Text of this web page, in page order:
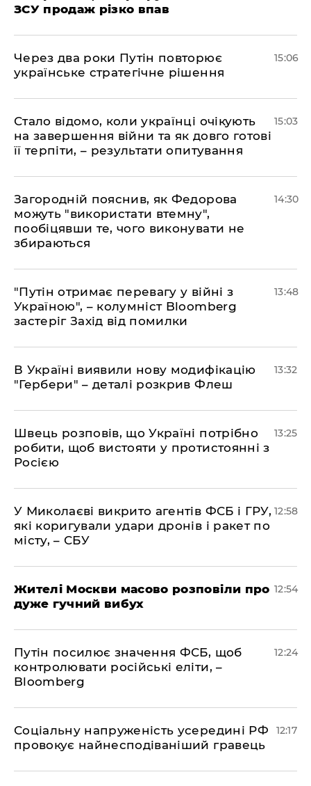
ЗСУ продаж різко впав
Через два роки Путін повторює
українське стратегічне рішення
15:06
Стало відомо, коли українці очікують
на завершення війни та як довго готові
її терпіти, – результати опитування
15:03
Загородній пояснив, як Федорова
можуть "використати втемну",
пообіцявши те, чого виконувати не
збираються
14:30
"Путін отримає перевагу у війні з
Україною", – колумніст Bloomberg
застеріг Захід від помилки
13:48
В Україні виявили нову модифікацію
"Гербери" – деталі розкрив Флеш
13:32
Швець розповів, що Україні потрібно
робити, щоб вистояти у протистоянні з
Росією
13:25
У Миколаєві викрито агентів ФСБ і ГРУ,
які коригували удари дронів і ракет по
місту, – СБУ
12:58
Жителі Москви масово розповіли про
дуже гучний вибух
12:54
Путін посилює значення ФСБ, щоб
контролювати російські еліти, –
Bloomberg
12:24
Соціальну напруженість усередині РФ
провокує найнесподіваніший гравець
12:17